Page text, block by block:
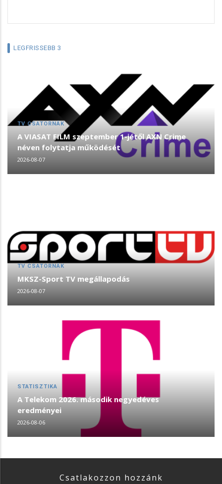
LEGFRISSEBB 3
TV CSATORNÁK
A VIASAT FILM szeptember 1-jétől AXN Crime
néven folytatja működését
2026-08-07
TV CSATORNÁK
MKSZ-Sport TV megállapodás
2026-08-07
STATISZTIKA
A Telekom 2026. második negyedéves
eredményei
2026-08-06
Csatlakozzon hozzánk